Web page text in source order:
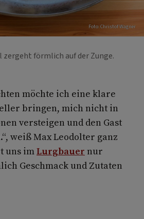
Foto: Christof Wagner
zergeht förmlich auf der Zunge.
möchte ich eine klare
bringen, mich nicht in
versteigen und den Gast
weiß Max Leodolter ganz
uns imLurgbauer nur
Geschmack und Zutaten